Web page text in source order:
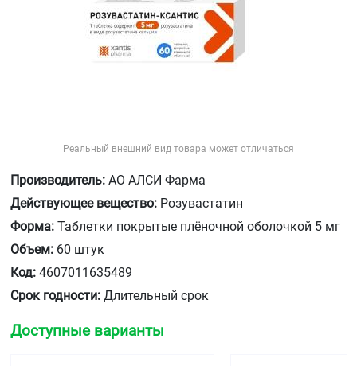
Реальный внешний вид товара может отличаться
Производитель: АО АЛСИ Фарма
Действующее вещество: Розувастатин
Форма: Таблетки покрытые плёночной оболочкой 5 мг
Объем: 60 штук
Код: 4607011635489
Срок годности: Длительный срок
Доступные варианты